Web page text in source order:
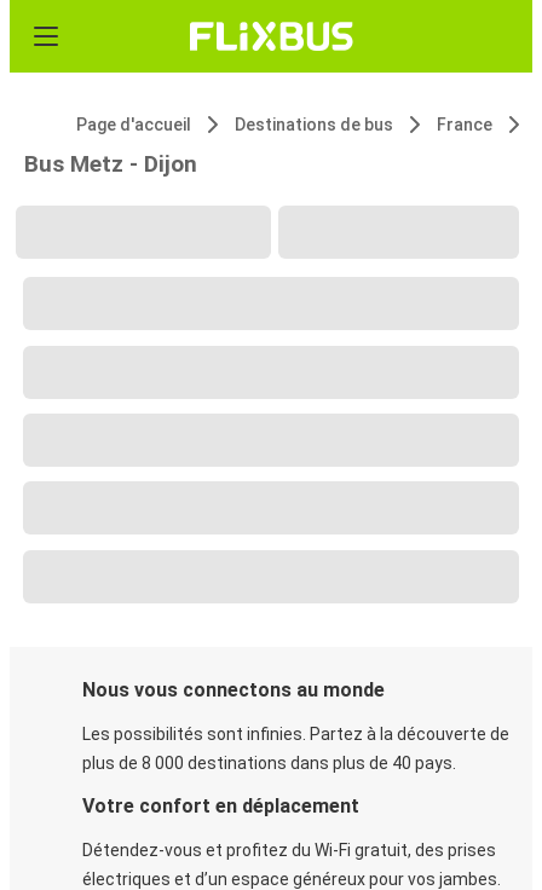
Page d'accueil Destinations de bus France
Bus Metz - Dijon
Nous vous connectons au monde
Les possibilités sont infinies. Partez à la découverte de
plus de 8 000 destinations dans plus de 40 pays.
Votre confort en déplacement
Détendez-vous et profitez du Wi-Fi gratuit, des prises
électriques et d’un espace généreux pour vos jambes.